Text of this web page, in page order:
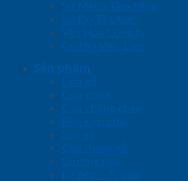
Sứ Mệnh Tầm Nhìn
Sơ Đồ Tổ Chức
Văn Hóa Công ty
Cơ Hội Việc Làm
Sản phẩm
Cửa gỗ
Cửa nhựa
Cửa chống cháy
Phụ kiện cửa
Sàn gỗ
Cầu thang gỗ
Giường ngủ
Kệ bếp – Tủ bếp